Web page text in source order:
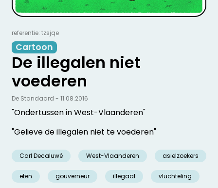
referentie: tzsjqe
Cartoon
De illegalen niet
voederen
"Ondertussen in West-Vlaanderen"
"Gelieve de illegalen niet te voederen"
Carl Decaluwé West-Vlaanderen asielzoekers
eten gouverneur illegaal vluchteling
De Standaard - 11.08.2016